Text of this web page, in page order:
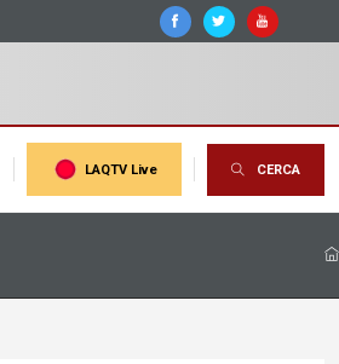
LAQTV Live CERCA